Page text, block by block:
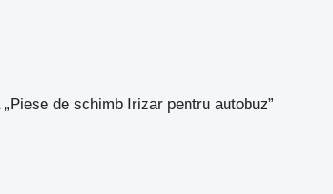
de schimb Irizar pentru autobuz”